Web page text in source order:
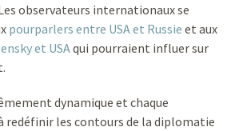
observateurs internationaux se
pourparlers entre USA et Russie et aux
et USAqui pourraient influer sur
dynamique et chaque
redéfinir les contours de la diplomatie